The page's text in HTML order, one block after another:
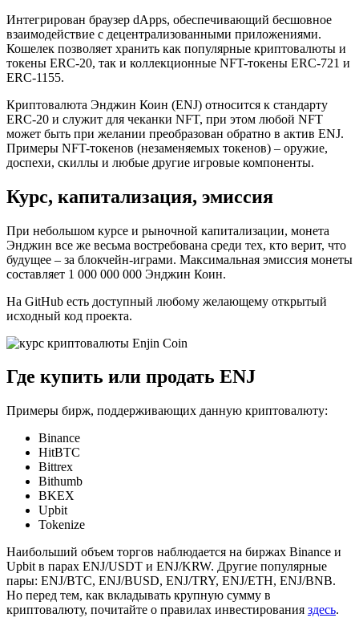
Интегрирован браузер dApps, обеспечивающий бесшовное
взаимодействие с децентрализованными приложениями.
Кошелек позволяет хранить как популярные криптовалюты и
токены ERC-20, так и коллекционные NFT-токены ERC-721 и
ERC-1155.
Криптовалюта Энджин Коин (ENJ) относится к стандарту
ERC-20 и служит для чеканки NFT, при этом любой NFT
может быть при желании преобразован обратно в актив ENJ.
Примеры NFT-токенов (незаменяемых токенов) – оружие,
доспехи, скиллы и любые другие игровые компоненты.
Курс, капитализация, эмиссия
При небольшом курсе и рыночной капитализации, монета
Энджин все же весьма востребована среди тех, кто верит, что
будущее – за блокчейн-играми. Максимальная эмиссия монеты
составляет 1 000 000 000 Энджин Коин.
На GitHub есть доступный любому желающему открытый
исходный код проекта.
Где купить или продать ENJ
Примеры бирж, поддерживающих данную криптовалюту:
Binance
HitBTC
Bittrex
Bithumb
BKEX
Upbit
Tokenize
Наибольший объем торгов наблюдается на биржах Binance и
Upbit в парах ENJ/USDT и ENJ/KRW. Другие популярные
пары: ENJ/BTC, ENJ/BUSD, ENJ/TRY, ENJ/ETH, ENJ/BNB.
Но перед тем, как вкладывать крупную сумму в
криптовалюту, почитайте о правилах инвестирования здесь.